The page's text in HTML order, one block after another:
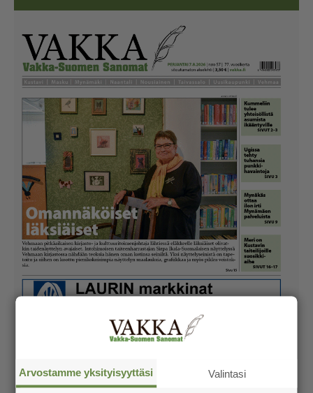
Arvostamme yksityisyyttäsi Valintasi